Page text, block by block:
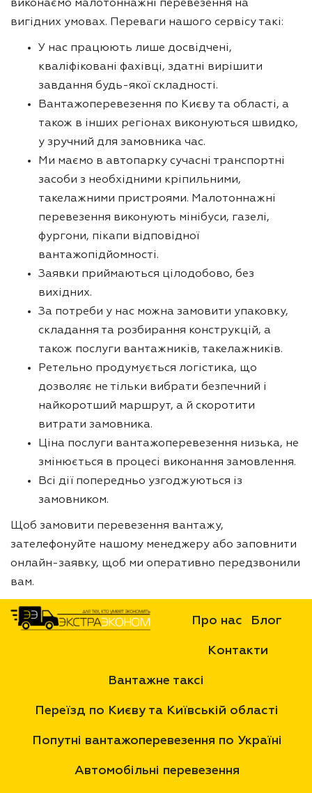
виконаємо малотоннажні перевезення на
вигідних умовах. Переваги нашого сервісу такі:
У нас працюють лише досвідчені,
кваліфіковані фахівці, здатні вирішити
завдання будь-якої складності.
Вантажоперевезення по Києву та області, а
також в інших регіонах виконуються швидко,
у зручний для замовника час.
Ми маємо в автопарку сучасні транспортні
засоби з необхідними кріпильними,
такелажними пристроями. Малотоннажні
перевезення виконують мінібуси, газелі,
фургони, пікапи відповідної
вантажопідйомності.
Заявки приймаються цілодобово, без
вихідних.
За потреби у нас можна замовити упаковку,
складання та розбирання конструкцій, а
також послуги вантажників, такелажників.
Ретельно продумується логістика, що
дозволяє не тільки вибрати безпечний і
найкоротший маршрут, а й скоротити
витрати замовника.
Ціна послуги вантажоперевезення низька, не
змінюється в процесі виконання замовлення.
Всі дії попередньо узгоджуються із
замовником.
Щоб замовити перевезення вантажу,
зателефонуйте нашому менеджеру або заповнити
онлайн-заявку, щоб ми оперативно передзвонили
вам.
Про нас Блог
Контакти
Вантажне таксі
Переїзд по Києву та Київській області
Попутні вантажоперевезення по Україні
Автомобільні перевезення